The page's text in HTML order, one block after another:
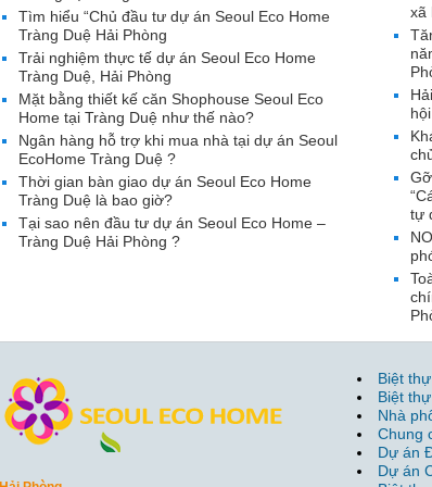
xã
tự
Tìm hiểu “Chủ đầu tư dự án Seoul Eco Home
Tràng Duệ Hải Phòng
Trải nghiệm thực tế dự án Seoul Eco Home
Tràng Duệ, Hải Phòng
Mặt bằng thiết kế căn Shophouse Seoul Eco
Home tại Tràng Duệ như thế nào?
Ngân hàng hỗ trợ khi mua nhà tại dự án Seoul
EcoHome Tràng Duệ ?
Thời gian bàn giao dự án Seoul Eco Home
Tràng Duệ là bao giờ?
Tại sao nên đầu tư dự án Seoul Eco Home –
Tràng Duệ Hải Phòng ?
Biệt
Biệt
Nhà
Chung
Dự án
Dự án